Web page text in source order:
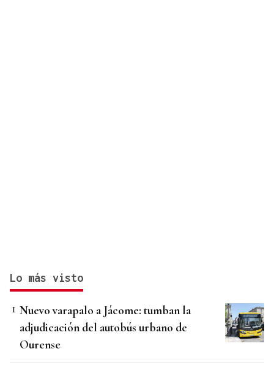
Lo más visto
Nuevo varapalo a Jácome: tumban la
adjudicación del autobús urbano de
Ourense